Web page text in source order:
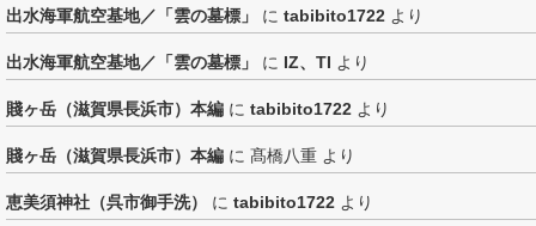
出水海軍航空基地／「雲の墓標」 に tabibito1722 より
出水海軍航空基地／「雲の墓標」 に IZ、TI より
賤ヶ岳（滋賀県長浜市）本編 に tabibito1722 より
賤ヶ岳（滋賀県長浜市）本編 に 髙橋八重 より
恵美須神社（呉市御手洗） に tabibito1722 より